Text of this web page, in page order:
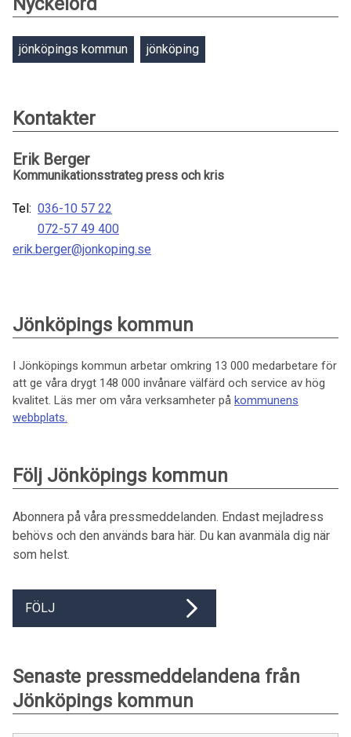
jönköpings kommun jönköping
Kontakter
Erik Berger
Kommunikationsstrateg press och kris
Tel: 036-10 57 22
072-57 49 400
erik.berger@jonkoping.se
Jönköpings kommun
I Jönköpings kommun arbetar omkring 13 000 medarbetare för
att ge våra drygt 148 000 invånare välfärd och service av hög
kvalitet. Läs mer om våra verksamheter på kommunens
webbplats.
Följ Jönköpings kommun
Abonnera på våra pressmeddelanden. Endast mejladress
behövs och den används bara här. Du kan avanmäla dig när
som helst.
FÖLJ
Senaste pressmeddelandena från
Jönköpings kommun